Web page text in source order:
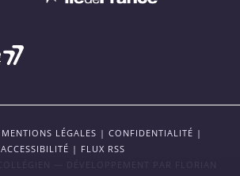
MENTIONS LÉGALES | CONFIDENTIALITÉ |
ACCESSIBILITÉ | FLUX RSS